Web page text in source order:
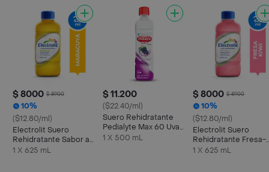
$ 8000 $ 8900
10%
($12.80/ml)
Electrolit Suero
Rehidratante Sabor a
Maracuyá
1 X 625 mL
$ 11.200
($22.40/ml)
Suero Rehidratante
Pedialyte Max 60 Uva
Frasco 500 mL
1 X 500 mL
$ 8000 $ 8900
10%
($12.80/ml)
Electrolit Suero
Rehidratante Fresa-
Kiwi
1 X 625 mL